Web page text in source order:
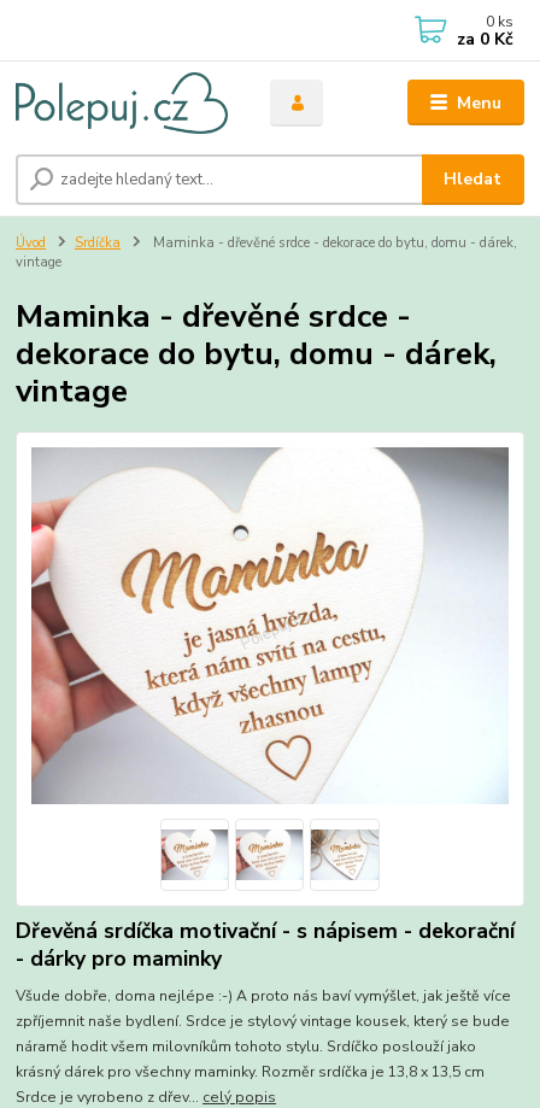
Menu
Hledat
0 ks
za 0 Kč
Úvod Srdíčka
Maminka - dřevěné srdce - dekorace do bytu, domu - dárek,
vintage
Maminka - dřevěné srdce -
dekorace do bytu, domu - dárek,
vintage
Dřevěná srdíčka motivační - s nápisem - dekorační
- dárky pro maminky
Všude dobře, doma nejlépe :-) A proto nás baví vymýšlet, jak ještě více
zpříjemnit naše bydlení. Srdce je stylový vintage kousek, který se bude
náramě hodit všem milovníkům tohoto stylu. Srdíčko poslouží jako
krásný dárek pro všechny maminky. Rozměr srdíčka je 13,8 x 13,5 cm
Srdce je vyrobeno z dřev... celý popis